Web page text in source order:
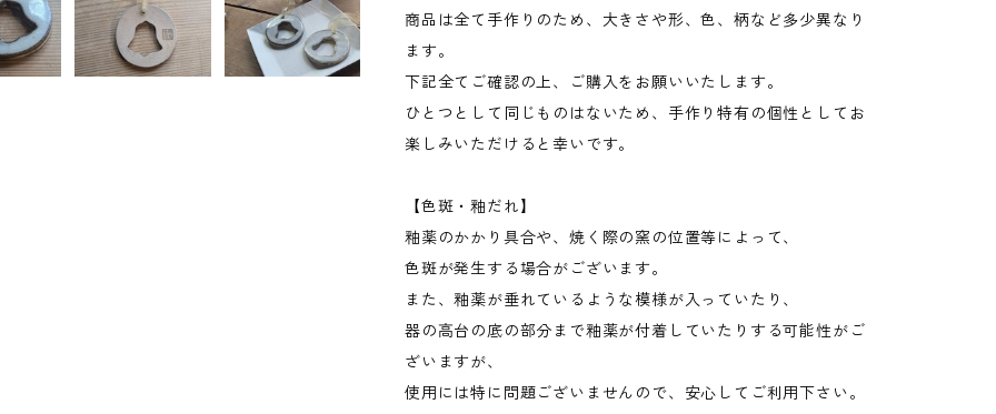
商品は全て手作りのため、大きさや形、色、柄など多少異なり
ます。
下記全てご確認の上、ご購入をお願いいたします。
ひとつとして同じものはないため、手作り特有の個性としてお
楽しみいただけると幸いです。
【色斑・釉だれ】
釉薬のかかり具合や、焼く際の窯の位置等によって、
色斑が発生する場合がございます。
また、釉薬が垂れているような模様が入っていたり、
器の高台の底の部分まで釉薬が付着していたりする可能性がご
ざいますが、
使用には特に問題ございませんので、安心してご利用下さい。